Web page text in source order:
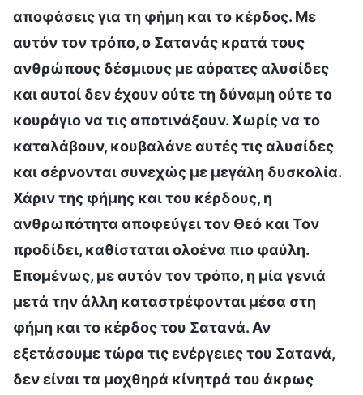
αποφάσεις για τη φήμη και το κέρδος. Με
αυτόν τον τρόπο, ο Σατανάς κρατά τους
ανθρώπους δέσμιους με αόρατες αλυσίδες
και αυτοί δεν έχουν ούτε τη δύναμη ούτε το
κουράγιο να τις αποτινάξουν. Χωρίς να το
καταλάβουν, κουβαλάνε αυτές τις αλυσίδες
και σέρνονται συνεχώς με μεγάλη δυσκολία.
Χάριν της φήμης και του κέρδους, η
ανθρωπότητα αποφεύγει τον Θεό και Τον
προδίδει, καθίσταται ολοένα πιο φαύλη.
Επομένως, με αυτόν τον τρόπο, η μία γενιά
μετά την άλλη καταστρέφονται μέσα στη
φήμη και το κέρδος του Σατανά. Αν
εξετάσουμε τώρα τις ενέργειες του Σατανά,
δεν είναι τα μοχθηρά κίνητρά του άκρως